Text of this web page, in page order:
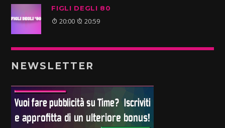
FIGLI DEGLI 80
20:00 20:59
NEWSLETTER